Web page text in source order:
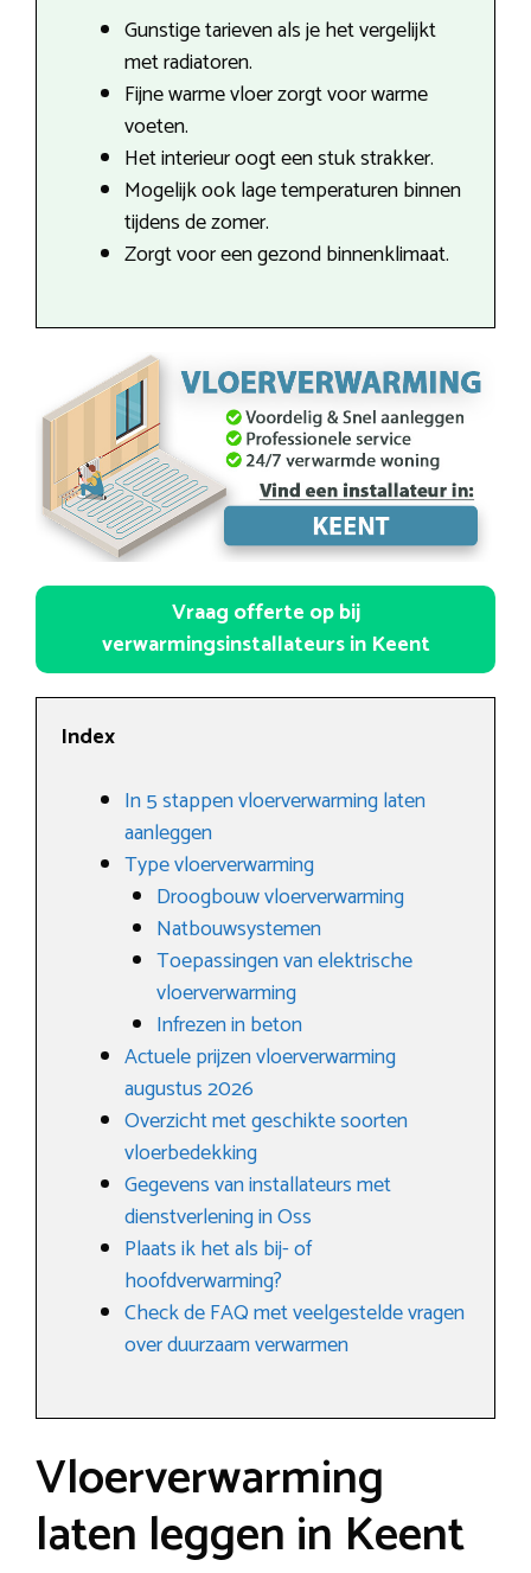
Gunstige tarieven als je het vergelijkt
met radiatoren.
Fijne warme vloer zorgt voor warme
voeten.
Het interieur oogt een stuk strakker.
Mogelijk ook lage temperaturen binnen
tijdens de zomer.
Zorgt voor een gezond binnenklimaat.
Vraag offerte op bij
verwarmingsinstallateurs in Keent
Index
In 5 stappen vloerverwarming laten
aanleggen
Type vloerverwarming
Droogbouw vloerverwarming
Natbouwsystemen
Toepassingen van elektrische
vloerverwarming
Infrezen in beton
Actuele prijzen vloerverwarming
augustus 2026
Overzicht met geschikte soorten
vloerbedekking
Gegevens van installateurs met
dienstverlening in Oss
Plaats ik het als bij- of
hoofdverwarming?
Check de FAQ met veelgestelde vragen
over duurzaam verwarmen
Vloerverwarming
laten leggen in Keent